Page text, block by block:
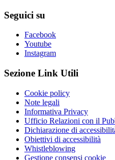
Seguici su
Facebook
Youtube
Instagram
Sezione Link Utili
Cookie policy
Note legali
Informativa Privacy
Ufficio Relazioni con il
Dichiarazione di
Obiettivi di accessibilità
Whistleblowing
Gestione consensi cookie